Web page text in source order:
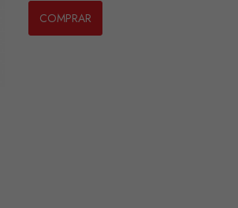
COMPRAR